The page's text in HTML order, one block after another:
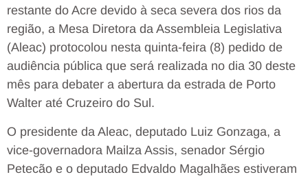
restante do Acre devido à seca severa dos rios da
região, a Mesa Diretora da Assembleia Legislativa
(Aleac) protocolou nesta quinta-feira (8) pedido de
audiência pública que será realizada no dia 30 deste
mês para debater a abertura da estrada de Porto
Walter até Cruzeiro do Sul.
O presidente da Aleac, deputado Luiz Gonzaga, a
vice-governadora Mailza Assis, senador Sérgio
Petecão e o deputado Edvaldo Magalhães estiveram